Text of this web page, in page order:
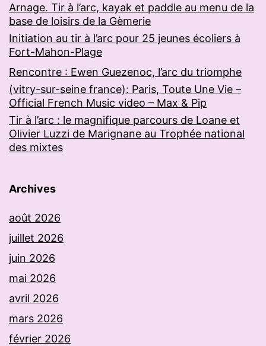
Arnage. Tir à l’arc, kayak et paddle au menu de la
base de loisirs de la Gèmerie
Initiation au tir à l’arc pour 25 jeunes écoliers à
Fort-Mahon-Plage
Rencontre : Ewen Guezenoc, l’arc du triomphe
(vitry-sur-seine france): Paris, Toute Une Vie –
Official French Music video – Max & Pip
Tir à l’arc : le magnifique parcours de Loane et
Olivier Luzzi de Marignane au Trophée national
des mixtes
Archives
août 2026
juillet 2026
juin 2026
mai 2026
avril 2026
mars 2026
février 2026